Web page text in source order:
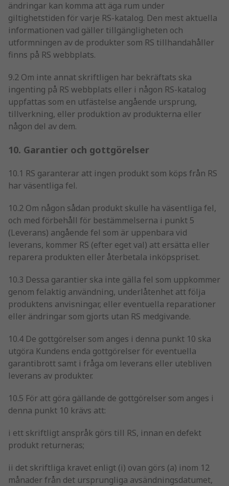
ändringar kan komma att äga rum under
giltighetstiden för varje RS-katalog. Den mest aktuella
informationen vad gäller tillgängligheten och
utformningen av de produkter som RS tillhandahåller
finns på RS webbplats.
9.2 Om inte annat skriftligen har bekräftats ska
ingenting på RS webbplats eller i någon RS-katalog
uppfattas som en utfästelse angående ursprung,
tillverkning, eller produktion av produkterna eller
någon del av dem.
10. Garantier och gottgörelser
10.1 RS garanterar att ingen produkt som köps från RS
har väsentliga fel.
10.2 Om någon sådan produkt skulle ha väsentliga fel,
och med förbehåll för bestämmelserna i punkt 5
(Leverans) angående fel som är uppenbara vid
leverans, kommer RS (efter eget val) att ersätta eller
reparera produkten eller återbetala inköpspriset.
10.3 Dessa garantier ska inte gälla fel som uppkommer
genom felaktig användning, underlåtenhet att följa
produktens anvisningar, eller eventuella reparationer
eller ändringar som gjorts utan RS medgivande.
10.4 De gottgörelser som anges i denna punkt 10 ska
utgöra Kundens enda gottgörelser för eventuella
garantibrott samt i fråga om leverans eller utebliven
leverans av produkter.
10.5 För att göra gällande de gottgörelser som anges i
denna punkt 10 krävs att:
i ett skriftligt anspråk görs till RS, innan en defekt
produkt returneras;
ii det skriftliga kravet enligt (i) ovan görs (a) inom 12
månader från det ursprungliga avsändningsdatumet,